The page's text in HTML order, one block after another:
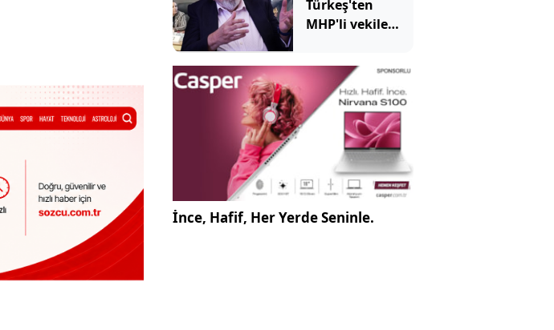
Türkeş'ten
MHP'li vekile
İnce, Hafif, Her Yerde Seninle.